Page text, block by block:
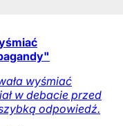
wyśmiać
w debacie przed
odpowiedź.